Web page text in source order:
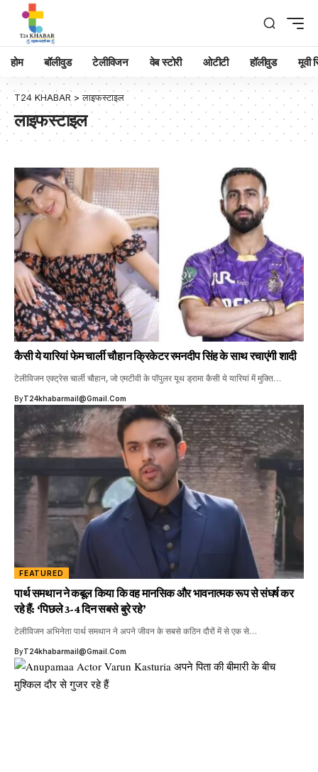
होम बॉलीवुड टेलीविजन वेब स्टोरी ओटीटी हॉलीवुड मूवी
T24 KHABAR >लाइफस्टाइल
लाइफस्टाइल
कैसी ये यारियां फेम चार्ली चौहान क्रिकेटर रमनदीप सिंह के साथ रचाएंगी शादी
टेलीविजन एक्ट्रेस चार्ली चौहान, जो एमटीवी के पॉपुलर यूथ ड्रामा कैसी ये यारियां में मुक्ति…
ByT24khabarmail@gmail.com
FEATURED
पार्थ समथान ने कबूल किया कि वह मानसिक और भावनात्मक रूप से संघर्ष कर
रहे हैं: ‘पिछले 3-4 दिन सबसे बुरे रहे’
टेलीविजन अभिनेता पार्थ समथान ने अपने जीवन के सबसे कठिन दौरों में से एक से…
ByT24khabarmail@gmail.com